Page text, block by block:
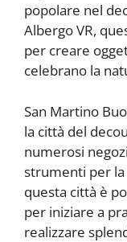
popolare nel
Albergo VR,
per creare
celebrano la
San Martino
la città del
numerosi
strumenti per la
questa città è
per iniziare a
realizzare